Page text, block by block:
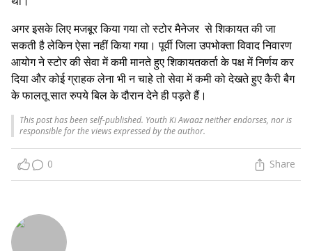
अगर इसके लिए मजबूर किया गया तो स्टोरमैनेजर से शिकायत की जा
सकती है लेकिन ऐसा नहीं किया गया। पूर्वीजिला उपभोक्ता विवाद निवारण
आयोग ने स्टोर की सेवा में कमी मानते हुए शिकायतकर्ता के पक्ष में निर्णय कर
दिया और कोई ग्राहक लेना भी न चाहेतो सेवा में कमी को देखते हुए कैरी बैग
के फालतू सात रुपये बिल के दौरान देने ही पड़ते हैं।
This post has been self-published. Youth Ki Awaaz neither endorses, nor is
responsible for the views expressed by the author.
0 Share